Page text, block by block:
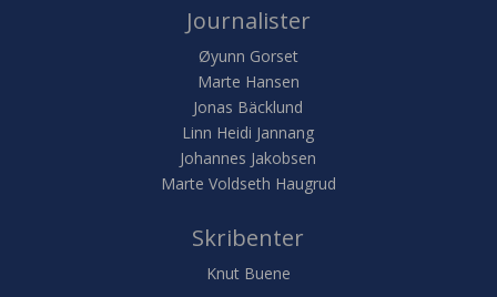
Journalister
Øyunn Gorset
Marte Hansen
Jonas Bäcklund
Linn Heidi Jannang
Johannes Jakobsen
Marte Voldseth Haugrud
Skribenter
Knut Buene